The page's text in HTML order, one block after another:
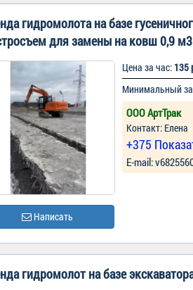
гидромолота на базе
для замены на ковш 0,9
Написать
Цена за час: 135
Минимальный
ООО АртТрак
Контакт: Елена
+375
Е-mail:
гидромолот на базе